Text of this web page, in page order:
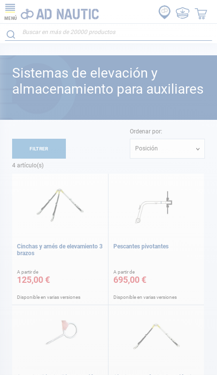
MENÚ
Sistemas de elevación y
almacenamiento para auxiliares
4 artículo(s)
Ordenar por:
Posición
Cinchas y arnés de elevamiento 3
brazos
A partir de
125,00 €
Disponible en varias versiones
Pescantes pivotantes
A partir de
695,00 €
Disponible en varias versiones
FILTRER